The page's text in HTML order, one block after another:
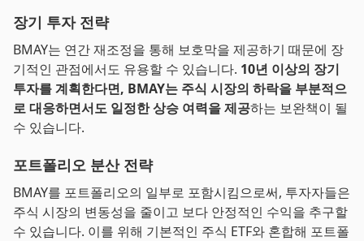
장기 투자 전략
BMAY는 연간 재조정을 통해 보호막을 제공하기 때문에 장
기적인 관점에서도 유용할 수 있습니다. 10년 이상의 장기
투자를 계획한다면, BMAY는 주식 시장의 하락을 부분적으
로 대응하면서도 일정한 상승 여력을 제공하는 보완책이 될
수 있습니다.
포트폴리오 분산 전략
BMAY를 포트폴리오의 일부로 포함시킴으로써, 투자자들은
주식 시장의 변동성을 줄이고 보다 안정적인 수익을 추구할
수 있습니다. 이를 위해 기본적인 주식 ETF와 혼합해 포트폴